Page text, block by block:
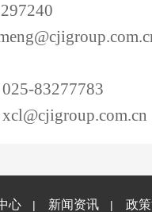
025-83277783
xcl@cjigroup.com.cn
心 | 新闻资讯 | 政